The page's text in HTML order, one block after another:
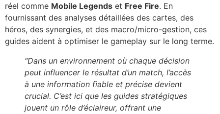
réel comme Mobile Legends et Free Fire. En
fournissant des analyses détaillées des cartes, des
héros, des synergies, et des macro/micro-gestion, ces
guides aident à optimiser le gameplay sur le long terme.
“Dans un environnement où chaque décision
peut influencer le résultat d’un match, l’accès
à une information fiable et précise devient
crucial. C’est ici que les guides stratégiques
jouent un rôle d’éclaireur, offrant une